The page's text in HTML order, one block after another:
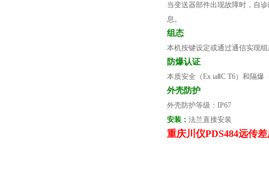
当变送器部件出现故障时，自
息。
组态
本机按键设定或通过通信实现
防爆认证
本质安全（Ex ia C T6）和隔爆
外壳防护
外壳防护等级： IP67
安装： 法兰直接安装
重庆川仪PDS484远传